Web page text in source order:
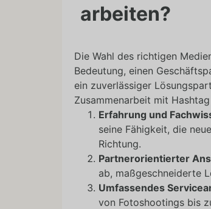
arbeiten?
Die Wahl des richtigen
Bedeutung, einen
ein zuverlässiger
Zusammenarbeit mit
Erfahrung und
seine Fähigkeit, die
Richtung.
Partnerorientierter
ab, maßgeschneiderte
Umfassendes
von Fotoshootings bis